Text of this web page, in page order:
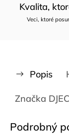
Kvalita,
Veci, ktoré
Popis
Značka
Podrobný